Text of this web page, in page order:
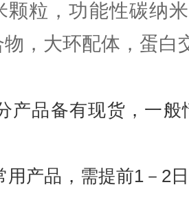
颗粒，功能性碳纳
，大环配体，蛋白
产品备有现货，一
用产品，需提前1 － 2